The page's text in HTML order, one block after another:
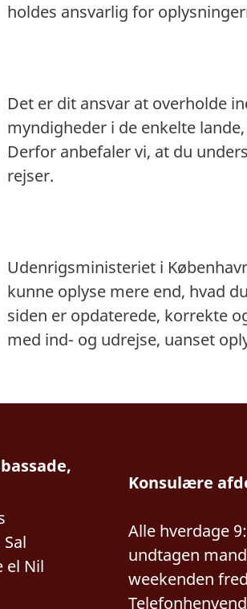
holdes ansvarlig for
Det er dit ansvar at overholde
myndigheder i de enkelte
Derfor anbefaler vi, at du
rejser.
Udenrigsministeriet i
kunne oplyse mere end, hvad
siden er opdaterede, korrekte
med ind- og udrejse, uanset
el Nil
Konsulære
Alle hverdage
undtagen
weekenden